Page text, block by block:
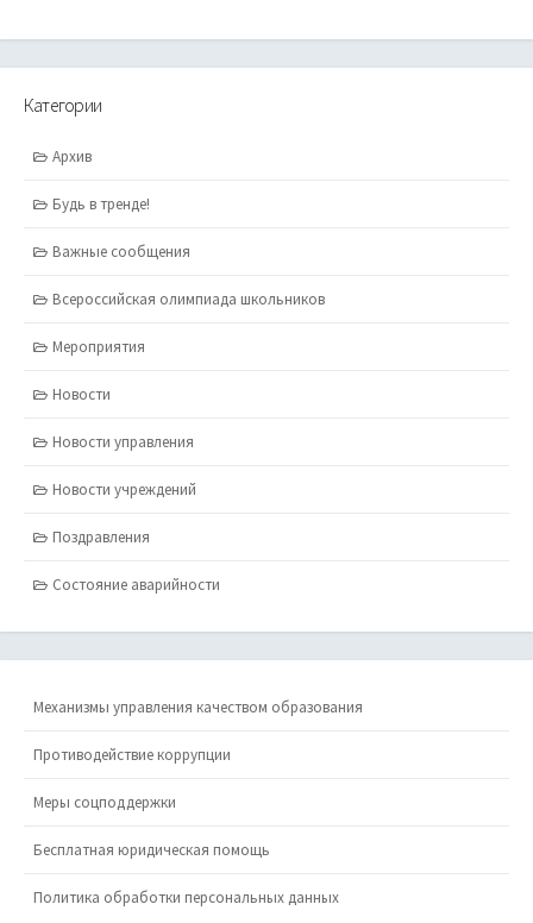
Категории
Архив
Будь в тренде!
Важные сообщения
Всероссийская олимпиада школьников
Мероприятия
Новости
Новости управления
Новости учреждений
Поздравления
Состояние аварийности
Механизмы управления качеством образования
Противодействие коррупции
Меры соцподдержки
Бесплатная юридическая помощь
Политика обработки персональных данных